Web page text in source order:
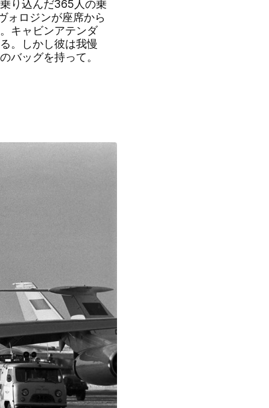
り込んだ365人の乗
ォロジンが座席から
キャビンアテンダ
。しかし彼は我慢
バッグを持って。